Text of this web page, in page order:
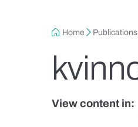
Breadcrumb
Home
View content in: